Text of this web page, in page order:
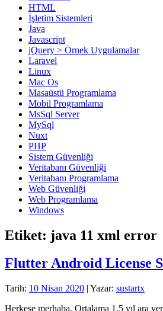
HTML
İşletim Sistemleri
Java
Javascript
jQuery > Örnek Uygulamalar
Laravel
Linux
Mac Os
Masaüstü Programlama
Mobil Programlama
MsSql Server
MySql
Nuxt
PHP
Sistem Güvenliği
Veritabanı Güvenliği
Veritabanı Programlama
Web Güvenliği
Web Programlama
Windows
Etiket: java 11 xml error
Flutter Android License
Tarih: 10 Nisan 2020 | Yazar: sustartx
Herkese merhaba, Ortalama 1,5 yıl ara